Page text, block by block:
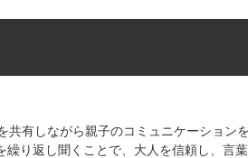
有しながら親子のコミュニケーション
り返し聞くことで、大人を信頼し、言